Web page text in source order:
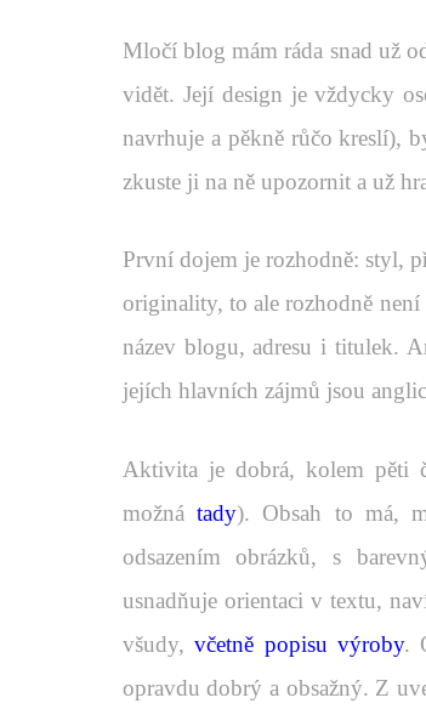
Mločí blog mám ráda snad už
vidět. Její design je vždycky
navrhuje a pěkně růčo kreslí),
zkuste ji na ně upozornit a už
První dojem je rozhodně: styl,
originality, to ale rozhodně
název blogu, adresu i titulek.
jejích hlavních zájmů jsou
Aktivita je dobrá, kolem pěti
možnátady). Obsah to má,
odsazením obrázků, s
usnadňuje orientaci v textu,
všudy,včetně popisu výroby.
opravdu dobrý a obsažný. Z